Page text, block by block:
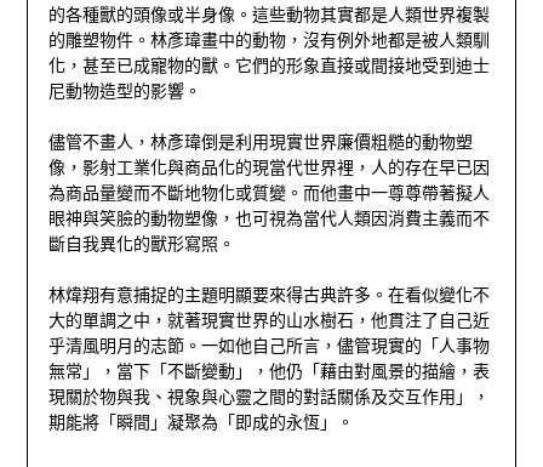
的各種獸的頭像或半身像。這些動物其實都是人類世界複製
的雕塑物件。林彥瑋畫中的動物，沒有例外地都是被人類馴
化，甚至已成寵物的獸。它們的形象直接或間接地受到迪士
尼動物造型的影響。
儘管不畫人，林彥瑋倒是利用現實世界廉價粗糙的動物塑
像，影射工業化與商品化的現當代世界裡，人的存在早已因
為商品量變而不斷地物化或質變。而他畫中一尊尊帶著擬人
眼神與笑臉的動物塑像，也可視為當代人類因消費主義而不
斷自我異化的獸形寫照。
林煒翔有意捕捉的主題明顯要來得古典許多。在看似變化不
大的單調之中，就著現實世界的山水樹石，他貫注了自己近
乎清風明月的志節。一如他自己所言，儘管現實的「人事物
無常」，當下「不斷變動」，他仍「藉由對風景的描繪，表
現關於物與我、視象與心靈之間的對話關係及交互作用」，
期能將「瞬間」凝聚為「即成的永恆」。